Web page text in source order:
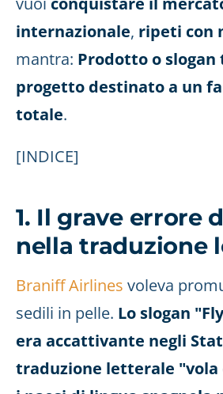
internazionale, ripeti con
mantra: Prodotto o
progetto destinato a un
totale.
[INDICE]
1. Il grave errore
nella traduzione
Braniff Airlines voleva
sedili in pelle. Lo slogan
era accattivante negli
traduzione letterale "vola